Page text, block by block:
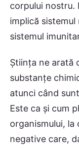
corpului nostru.
implică
sistemul
Știința ne arată
substanțe
atunci când
Este ca și cum
organismului,
negative care,